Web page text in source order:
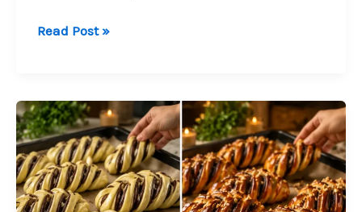
Couronnes
la
Crème
Pâtissière
Vanillée
Read Post »